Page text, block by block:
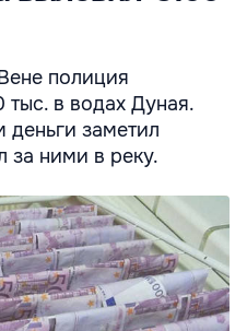
полиция
в водах Дуная.
деньги заметил
за ними в реку.